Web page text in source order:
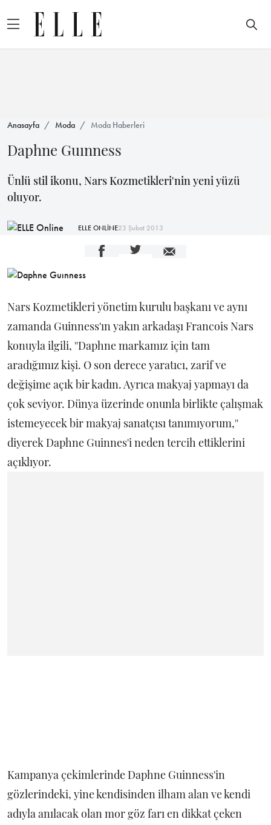
Anasayfa Moda Moda Haberleri
Daphne Guınness
Ünlü stil ikonu, Nars Kozmetikleri'nin yeni yüzü
oluyor.
ELLE ONLİNE23 Şubat 2013
Nars Kozmetikleri yönetim kurulu başkanı ve aynı
zamanda Guinness'ın yakın arkadaşı Francois Nars
konuyla ilgili, ''Daphne markamız için tam
aradığımız kişi. O son derece yaratıcı, zarif ve
değişime açık bir kadın. Ayrıca makyaj yapmayı da
çok seviyor. Dünya üzerinde onunla birlikte çalışmak
istemeyecek bir makyaj sanatçısı tanımıyorum,''
diyerek Daphne Guinnes'i neden tercih ettiklerini
açıklıyor.
Kampanya çekimlerinde Daphne Guinness'in
gözlerindeki, yine kendisinden ilham alan ve kendi
adıyla anılacak olan mor göz farı en dikkat çeken